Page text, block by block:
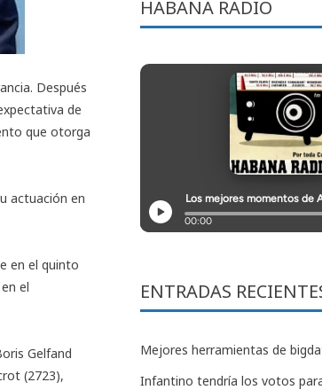
Después
de
que otorga
actuación en
en el quinto
el
Gelfand
(2723),
HABANA RADIO
ENTRADAS
Mejores herramientas de
Infantino tendría los votos